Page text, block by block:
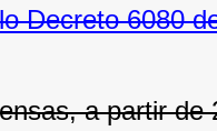
Decreto 6080
a partir de